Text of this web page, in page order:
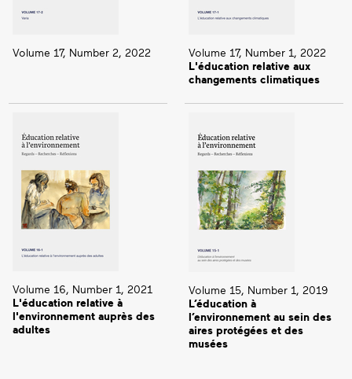
Volume 17, Number 2, 2022
Volume 17, Number 1, 2022
L'éducation relative aux
changements climatiques
Volume 16, Number 1, 2021
L'éducation relative à
l'environnement auprès des
adultes
Volume 15, Number 1, 2019
L’éducation à
l’environnement au sein des
aires protégées et des
musées